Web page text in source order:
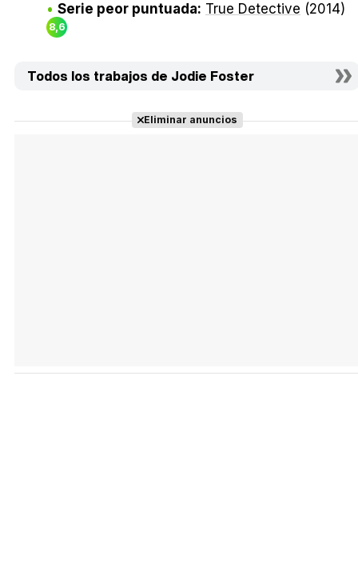
Serie peor puntuada: True Detective (2014)
8,6
Todos los trabajos de Jodie Foster
Eliminar anuncios